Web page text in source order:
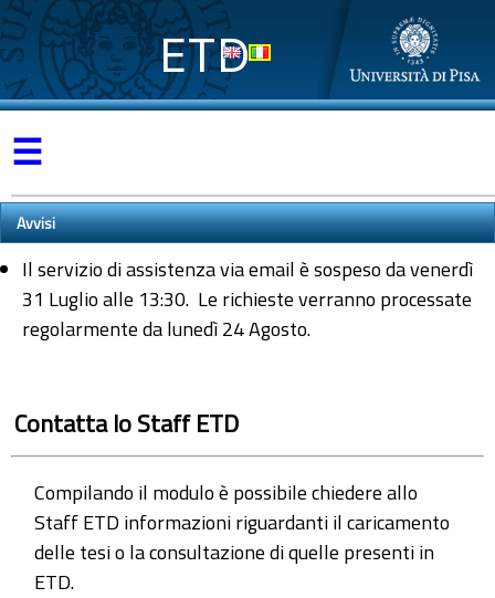
ETD
☰
Avvisi
Il servizio di assistenza via email è sospeso da venerdì
31 Luglio alle 13:30. Le richieste verranno processate
regolarmente da lunedì 24 Agosto.
Contatta lo Staff ETD
Compilando il modulo è possibile chiedere allo
Staff ETD informazioni riguardanti il caricamento
delle tesi o la consultazione di quelle presenti in
ETD.